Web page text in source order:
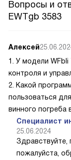
Вопросы и
EWTgb 3583
Алексей
1. У модели
контроля и
2. Какой
пользоваться
винного погреба
Специалист
25.06.2024
Здравствуйте,
пожалуйста,